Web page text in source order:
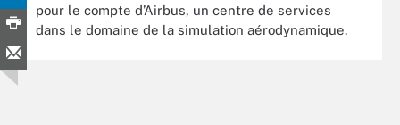
pour le compte d’Airbus, un centre de services
dans le domaine de la simulation aérodynamique.